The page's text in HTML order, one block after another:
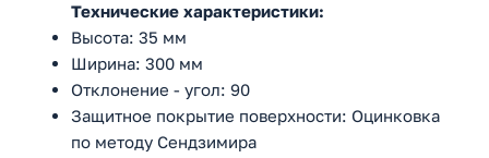
Технические характеристики:
Высота: 35 мм
Ширина: 300 мм
Отклонение - угол: 90
Защитное покрытие поверхности: Оцинковка
по методу Сендзимира